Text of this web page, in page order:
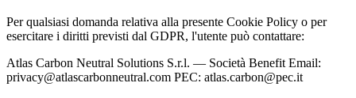
Per qualsiasi domanda relativa alla presente Cookie Policy o per
esercitare i diritti previsti dal GDPR, l'utente può contattare:
Atlas Carbon Neutral Solutions S.r.l. — Società Benefit Email:
privacy@atlascarbonneutral.com PEC: atlas.carbon@pec.it